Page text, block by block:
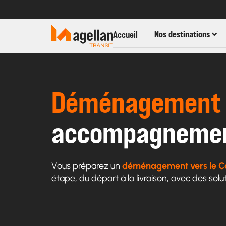
Accueil Nos destinations
Vous préparez un déménagement vers le
étape, du départ à la livraison, avec des